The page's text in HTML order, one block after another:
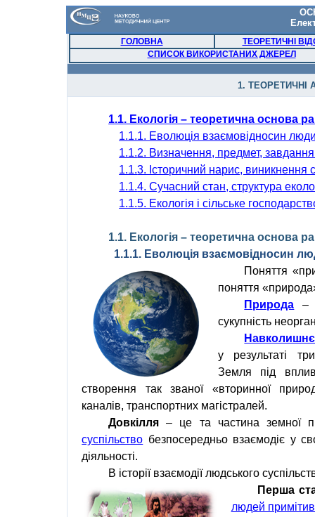
ГОЛОВНА
ТЕОРЕТИЧНІ
СПИСОК ВИКОРИСТАНИХ ДЖЕРЕЛ
1. ТЕОРЕТИЧНІ
1.1. Екологія – теоретична основа
1.1.1. Еволюція взаємовідносин
1.1.2. Визначення, предмет, завдання
1.1.3. Історичний нарис, виникнення
1.1.4. Сучасний стан, структура
1.1.5. Екологія і сільське
1.1. Екологія – теоретична основа
1.1.1. Еволюція взаємовідносин
Поняття «
поняття «природа
Природа –
сукупність
у результаті
Земля під
створення
так званої«вторинної
каналів,транспортних магістралей.
Довкілля
– це та частина земної
суспільство безпосередньо взаємодіє у
діяльності.
В історії взаємодії людського
Перша
людей